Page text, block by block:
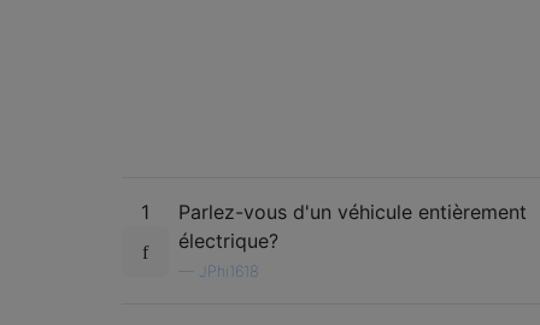
1
Parlez-vous d'un véhicule entièrement
électrique?
JPhi1618